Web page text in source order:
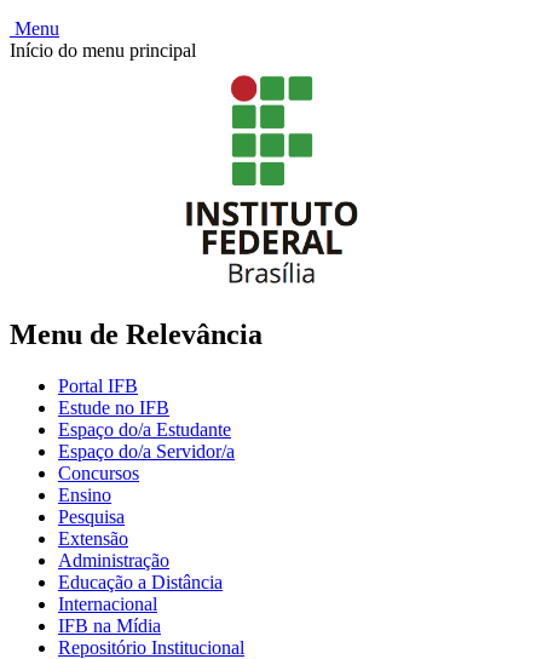
Menu
Início do menu principal
Menu de Relevância
Portal IFB
Estude no IFB
Espaço do/a Estudante
Espaço do/a Servidor/a
Concursos
Ensino
Pesquisa
Extensão
Administração
Educação a Distância
Internacional
IFB na Mídia
Repositório Institucional